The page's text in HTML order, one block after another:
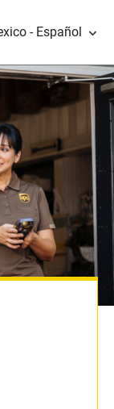
- Español